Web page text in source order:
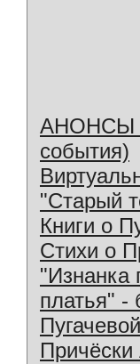
АНОНСЫ
события)
"Старый
Книги о
Стихи о
"Изнанка
платья" -
Пугачевой